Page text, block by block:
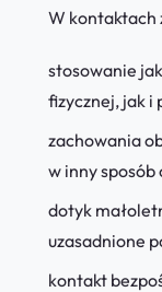
W kontaktach
stosowanie
fizycznej, jak i
zachowania
w inny
dotyk
uzasadnione
kontakt